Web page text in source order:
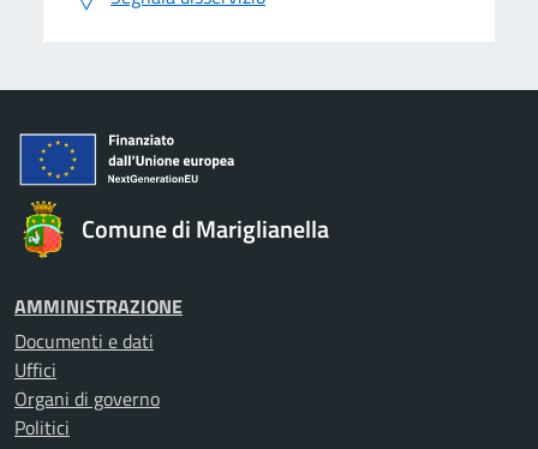
Comune di Mariglianella
AMMINISTRAZIONE
Documenti e dati
Uffici
Organi di governo
Politici